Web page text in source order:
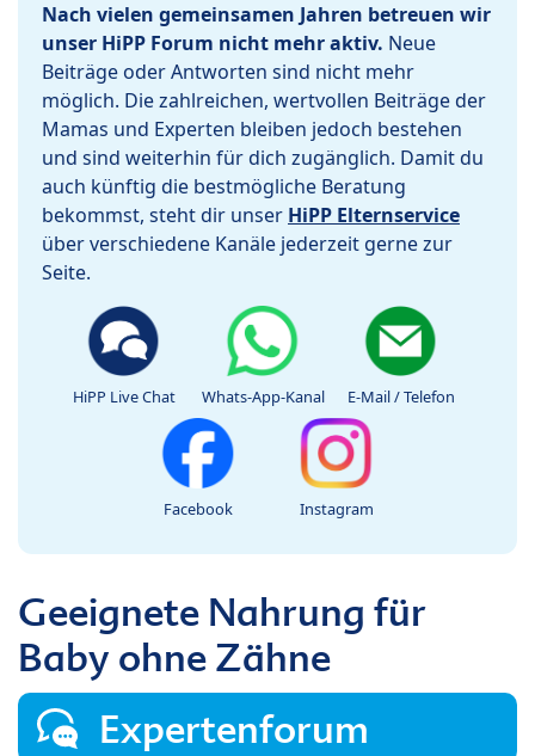
Nach vielen gemeinsamen Jahren betreuen wir
unser HiPP Forum nicht mehr aktiv. Neue
Beiträge oder Antworten sind nicht mehr
möglich. Die zahlreichen, wertvollen Beiträge der
Mamas und Experten bleiben jedoch bestehen
und sind weiterhin für dich zugänglich. Damit du
auch künftig die bestmögliche Beratung
bekommst, steht dir unser HiPP Elternservice
über verschiedene Kanäle jederzeit gerne zur
Seite.
HiPP Live Chat Whats-App-Kanal E-Mail / Telefon
Facebook Instagram
Geeignete Nahrung für
Baby ohne Zähne
Expertenforum